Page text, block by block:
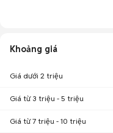
Khoảng giá
Giá dưới 2 triệu
Giá từ 3 triệu - 5 triệu
Giá từ 7 triệu - 10 triệu